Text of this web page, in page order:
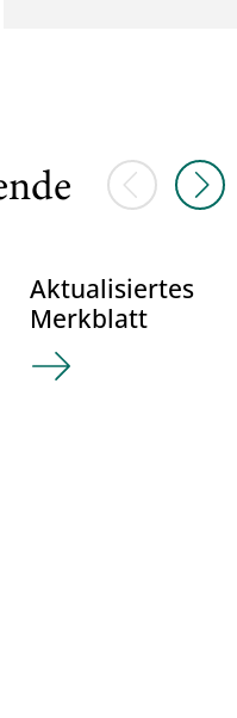
Vorherige
Aktualisiertes
Merkblatt